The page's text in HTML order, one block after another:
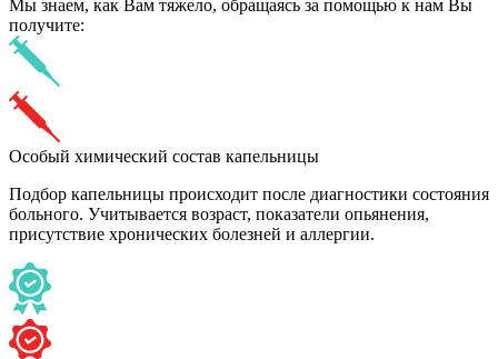
Мы знаем, как Вам тяжело, обращаясь за помощью к нам Вы
получите:
Особый химический состав капельницы
Подбор капельницы происходит после диагностики состояния
больного. Учитывается возраст, показатели опьянения,
присутствие хронических болезней и аллергии.